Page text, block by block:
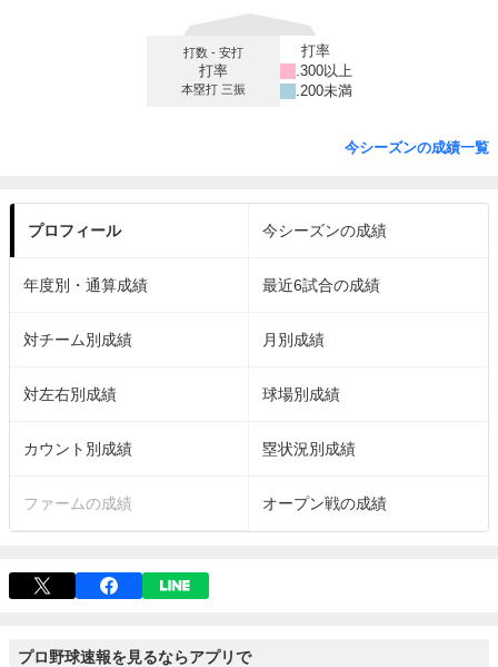
打数 - 安打
打率
本塁打 三振
打率
.300以上
.200未満
今シーズンの成績一覧
プロフィール 今シーズンの成績
年度別・通算成績 最近6試合の成績
対チーム別成績 月別成績
対左右別成績 球場別成績
カウント別成績 塁状況別成績
ファームの成績 オープン戦の成績
プロ野球速報を見るならアプリで